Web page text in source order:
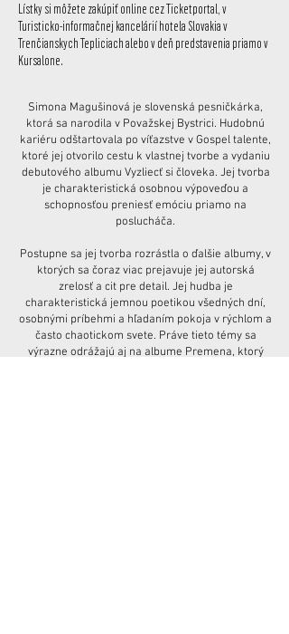
Lístky si môžete zakúpiť online cez Ticketportal, v
Turisticko-informačnej kancelárií hotela Slovakia v
Trenčianskych Tepliciach alebo v deň predstavenia priamo v
Kursalone.
Simona Magušinová je slovenská pesničkárka,
ktorá sa narodila v Považskej Bystrici. Hudobnú
kariéru odštartovala po víťazstve v Gospel talente,
ktoré jej otvorilo cestu k vlastnej tvorbe a vydaniu
debutového albumu Vyzliecť si človeka. Jej tvorba
je charakteristická osobnou výpoveďou a
schopnosťou preniesť emóciu priamo na
poslucháča.
Postupne sa jej tvorba rozrástla o ďalšie albumy, v
ktorých sa čoraz viac prejavuje jej autorská
zrelosť a cit pre detail. Jej hudba je
charakteristická jemnou poetikou všedných dní,
osobnými príbehmi a hľadaním pokoja v rýchlom a
často chaotickom svete. Práve tieto témy sa
výrazne odrážajú aj na albume Premena, ktorý